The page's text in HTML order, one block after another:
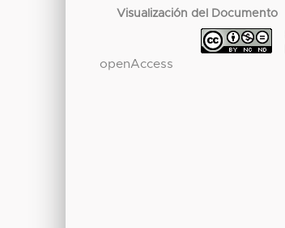
Visualización del Documento
openAccess